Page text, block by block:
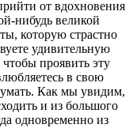
от вдохновения
нибудь великой
которую страстно
удивительную
проявить эту
в свою
Как мы увидим,
и из большого
одновременно из